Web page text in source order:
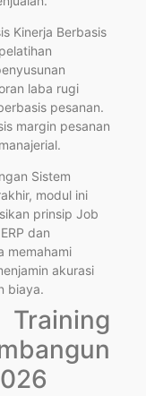
Kinerja Berbasis
laba rugi
pesanan.
margin pesanan
Sistem
modul ini
prinsip Job
dan
memahami
akurasi
biaya.